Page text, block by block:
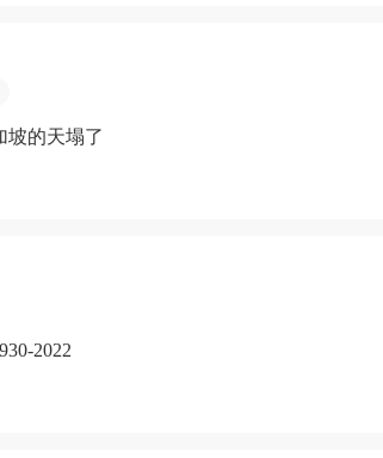
坡的天塌了
2022